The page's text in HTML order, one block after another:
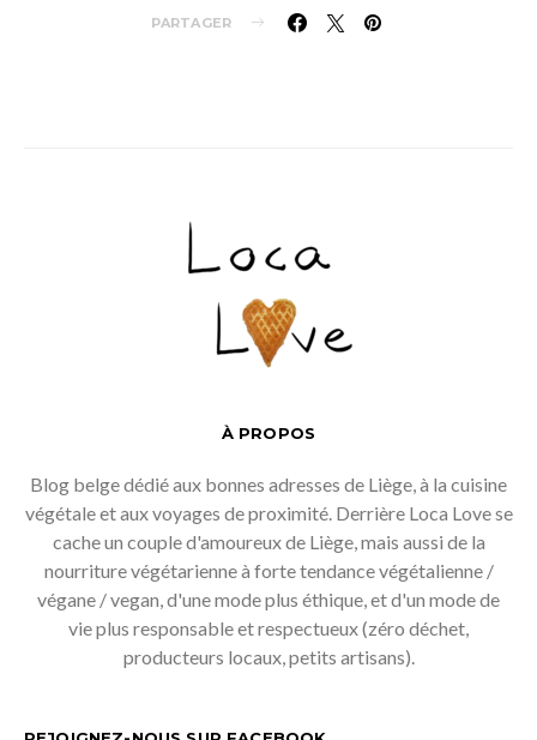
PARTAGER
À PROPOS
Blog belge dédié aux bonnes adresses de Liège, à la cuisine
végétale et aux voyages de proximité. Derrière Loca Love se
cache un couple d'amoureux de Liège, mais aussi de la
nourriture végétarienne à forte tendance végétalienne /
végane / vegan, d'une mode plus éthique, et d'un mode de
vie plus responsable et respectueux (zéro déchet,
producteurs locaux, petits artisans).